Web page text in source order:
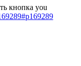
кнопка you